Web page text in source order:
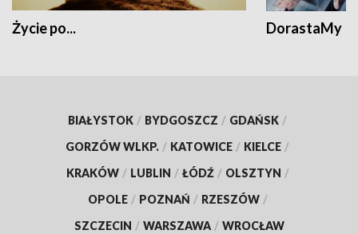
Życie po... DorastaMy
BIAŁYSTOK / BYDGOSZCZ / GDAŃSK /
GORZÓW WLKP. / KATOWICE / KIELCE /
KRAKÓW / LUBLIN / ŁÓDŹ / OLSZTYN /
OPOLE / POZNAŃ / RZESZÓW /
SZCZECIN / WARSZAWA / WROCŁAW